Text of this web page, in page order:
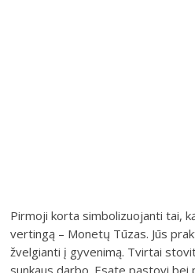
Pirmoji korta simbolizuojanti tai,
vertingą – Monetų Tūzas. Jūs
žvelgianti į gyvenimą. Tvirtai
sunkaus darbo. Esate pastovi bei